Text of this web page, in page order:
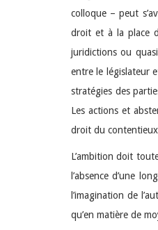
colloque – peut
droit et à la place
juridictions ou
entre le législateur
stratégies des
Les actions et
droit du
L’ambition doit
l’absence d’une
l’imagination de
qu’en matière de